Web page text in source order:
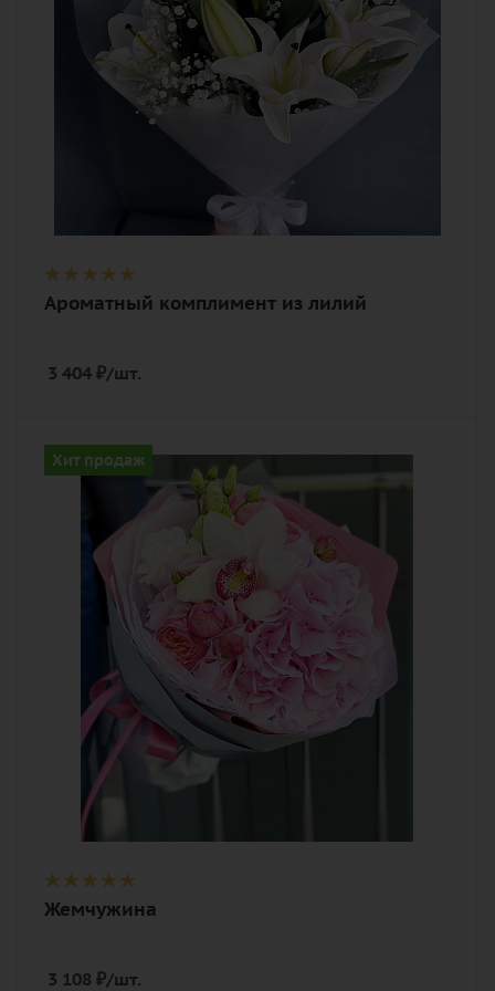
гипсофилы, лилия, лента,
дизайнерская упаковка
Ароматный комплимент из лилий
3 404 ₽/шт.
Хит продаж
Описание
гортензия, орхидея, роза кустовая,
эустома (лизиантус), лента,
дизайнерская упаковка
Жемчужина
3 108 ₽/шт.